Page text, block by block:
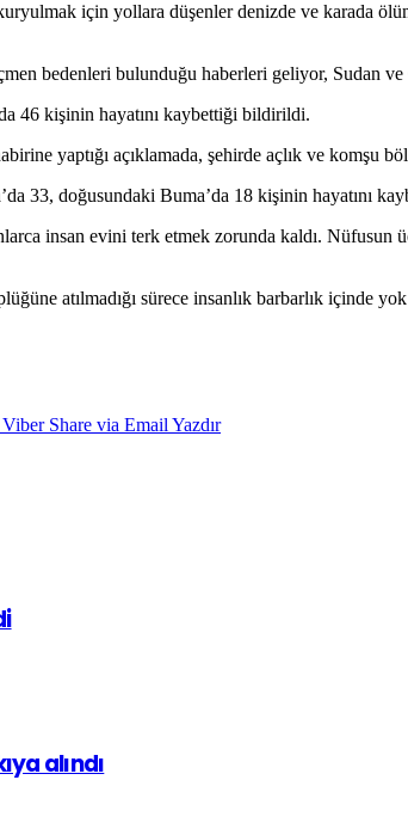
için yollara düşenler denizde ve karada
bedenleri bulunduğu haberleri geliyor, Sudan
46 kişinin hayatını kaybettiği bildirildi.
yaptığı açıklamada, şehirde açlık ve komşu
33, doğusundaki Buma’da 18 kişinin hayatını
insan evini terk etmek zorunda kaldı.
atılmadığı sürece insanlık barbarlık içinde
Viber Share via Email Yazdır
alındı